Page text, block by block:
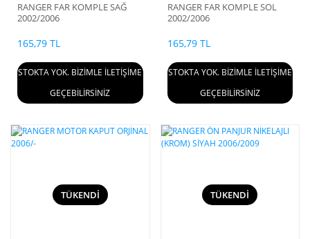
RANGER FAR KOMPLE SAĞ
2002/2006
165,79 TL
STOKTA YOK. BİZİMLE İLETİŞİME
GEÇEBİLİRSİNİZ
RANGER FAR KOMPLE SOL
2002/2006
165,79 TL
STOKTA YOK. BİZİMLE İLETİŞİME
GEÇEBİLİRSİNİZ
TÜKENDİ TÜKENDİ